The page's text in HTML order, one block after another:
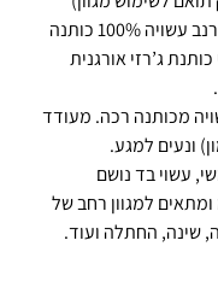
נבי (שמיכי) – בובת חיבוקי בצורת ארנב עשויה 100% כותנה
ג’רזי אורגנית
מכותנה רכה. מעודד
ונעים למגע.
עשוי בד נושם
מגיע בגודל 120*120 ס״מ ומתאים למגוון רחב של
שינה, החתלה ועוד.